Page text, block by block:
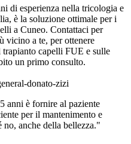
di esperienza nella tricologia e
è la soluzione ottimale per i
a Cuneo. Contattaci per
vicino a te, per ottenere
capelli FUE e sulle
un primo consulto.
anni è fornire al paziente
per il mantenimento e
no, anche della bellezza."